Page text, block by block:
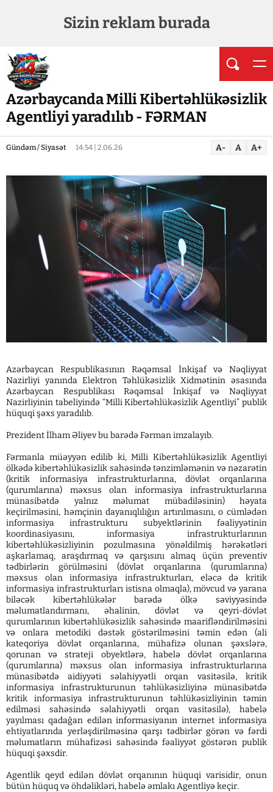
Sizin reklam burada
Azərbaycanda Milli Kibertəhlükəsizlik
Agentliyi yaradılıb - FƏRMAN
Gündəm / Siyasət 14:54 | 2.06.26 A- A A+
Azərbaycan Respublikasının Rəqəmsal İnkişaf və Nəqliyyat
Nazirliyi yanında Elektron Təhlükəsizlik Xidmətinin əsasında
Azərbaycan Respublikası Rəqəmsal İnkişaf və Nəqliyyat
Nazirliyinin tabeliyində “Milli Kibertəhlükəsizlik Agentliyi” publik
hüquqi şəxs yaradılıb.
Prezident İlham Əliyev bu barədə Fərman imzalayıb.
Fərmanla müəyyən edilib ki, Milli Kibertəhlükəsizlik Agentliyi
ölkədə kibertəhlükəsizlik sahəsində tənzimləmənin və nəzarətin
(kritik informasiya infrastrukturlarına, dövlət orqanlarına
(qurumlarına) məxsus olan informasiya infrastrukturlarına
münasibətdə yalnız məlumat mübadiləsinin) həyata
keçirilməsini, həmçinin dayanıqlılığın artırılmasını, o cümlədən
informasiya infrastrukturu subyektlərinin fəaliyyətinin
koordinasiyasını, informasiya infrastrukturlarının
kibertəhlükəsizliyinin pozulmasına yönəldilmiş hərəkətləri
aşkarlamaq, araşdırmaq və qarşısını almaq üçün preventiv
tədbirlərin görülməsini (dövlət orqanlarına (qurumlarına)
məxsus olan informasiya infrastrukturları, eləcə də kritik
informasiya infrastrukturları istisna olmaqla), mövcud və yarana
biləcək kibertəhlükələr barədə ölkə səviyyəsində
məlumatlandırmanı, əhalinin, dövlət və qeyri-dövlət
qurumlarının kibertəhlükəsizlik sahəsində maarifləndirilməsini
və onlara metodiki dəstək göstərilməsini təmin edən (ali
kateqoriya dövlət orqanlarına, mühafizə olunan şəxslərə,
qorunan və strateji obyektlərə, habelə dövlət orqanlarına
(qurumlarına) məxsus olan informasiya infrastrukturlarına
münasibətdə aidiyyəti səlahiyyətli orqan vasitəsilə, kritik
informasiya infrastrukturunun təhlükəsizliyinə münasibətdə
kritik informasiya infrastrukturunun təhlükəsizliyinin təmin
edilməsi sahəsində səlahiyyətli orqan vasitəsilə), habelə
yayılması qadağan edilən informasiyanın internet informasiya
ehtiyatlarında yerləşdirilməsinə qarşı tədbirlər görən və fərdi
məlumatların mühafizəsi sahəsində fəaliyyət göstərən publik
hüquqi şəxsdir.
Agentlik qeyd edilən dövlət orqanının hüquqi varisidir, onun
bütün hüquq və öhdəlikləri, habelə əmlakı Agentliyə keçir.